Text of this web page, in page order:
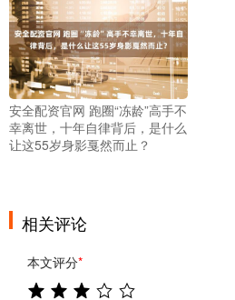
安全配资官网 跑圈“冻龄”高手不
幸离世，十年自律背后，是什么
让这55岁身影戛然而止？
相关评论
本文评分*